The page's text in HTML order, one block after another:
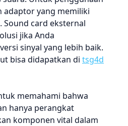
adaptor yang memiliki
Sound card eksternal
jika Anda
sinyal yang lebih baik.
bisa didapatkan di tsg4d
memahami bahwa
hanya perangkat
komponen vital dalam